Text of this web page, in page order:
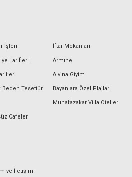
İşleri
Tarifleri
Beden Tesettür
Cafeler
İftar Mekanları
Armine
Alvina Giyim
Bayanlara Özel Plajlar
Muhafazakar Villa Oteller
ve İletişim